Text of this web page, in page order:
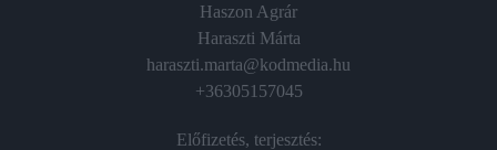
Haszon Agrár
Haraszti Márta
haraszti.marta@kodmedia.hu
+36305157045
Előfizetés, terjesztés: